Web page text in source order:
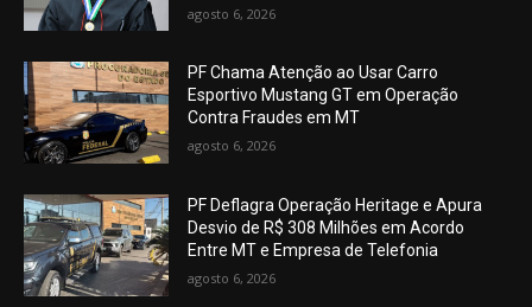
agosto 6, 2026
PF Chama Atenção ao Usar Carro
Esportivo Mustang GT em Operação
Contra Fraudes em MT
agosto 6, 2026
PF Deflagra Operação Heritage e Apura
Desvio de R$ 308 Milhões em Acordo
Entre MT e Empresa de Telefonia
agosto 6, 2026